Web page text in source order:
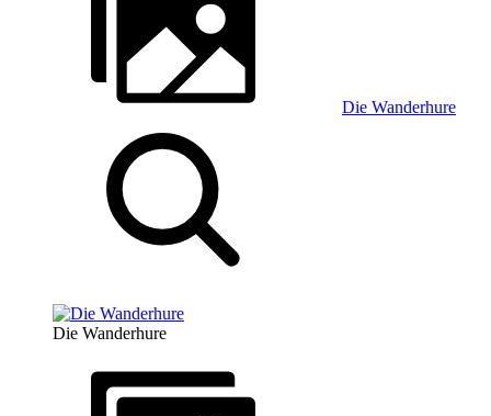
Die Wanderhure
Die Wanderhure